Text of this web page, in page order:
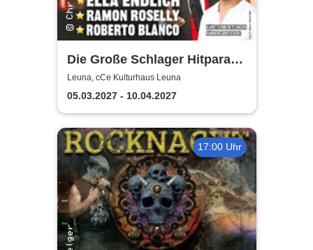
Die Große Schlager Hitparade
- Das Original - 2027
Leuna, cCe Kulturhaus Leuna
05.03.2027 - 10.04.2027
17:00 Uhr